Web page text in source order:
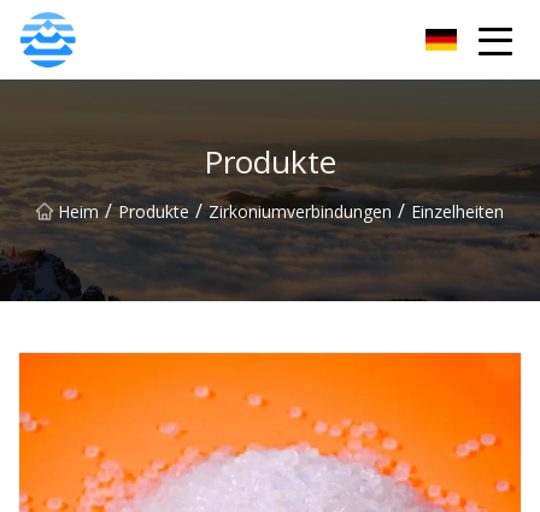
Produkte
Heim / Produkte / Zirkoniumverbindungen / Einzelheiten